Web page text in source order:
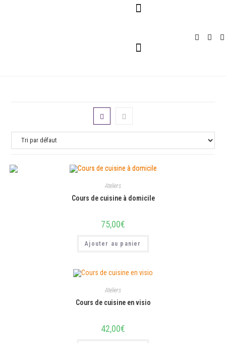
Ateliers
Cours de cuisine à domicile
75,00€
Ajouter au panier
Ateliers
Cours de cuisine en visio
42,00€